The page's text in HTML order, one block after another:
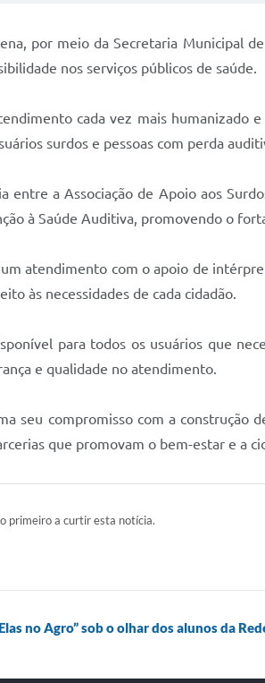
por meio da Secretaria Municipal
nos serviços públicos de saúde.
cada vez mais humanizado
surdos e pessoas com perda
entre a Associação de Apoio aos
à Saúde Auditiva, promovendo o
atendimento com o apoio de
às necessidades de cada cidadão.
para todos os usuários que
e qualidade no atendimento.
seu compromisso com a construção
que promovam o bem-estar e a
primeiro a curtir esta notícia.
no Agro” sob o olhar dos alunos da